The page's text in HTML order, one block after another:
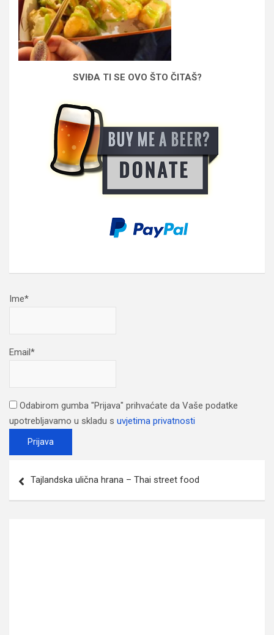
SVIĐA TI SE OVO ŠTO ČITAŠ?
Ime*
Email*
Odabirom gumba "Prijava" prihvaćate da Vaše podatke
upotrebljavamo u skladu s uvjetima privatnosti
navigation
Tajlandska ulična hrana – Thai street food